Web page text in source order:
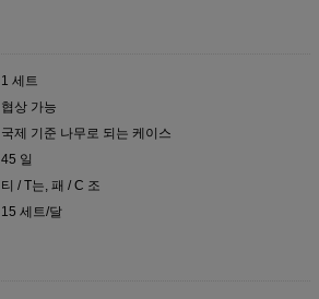
1 세트
협상 가능
국제 기준 나무로 되는 케이스
45 일
티 / T는, 패 / C 조
15 세트/달